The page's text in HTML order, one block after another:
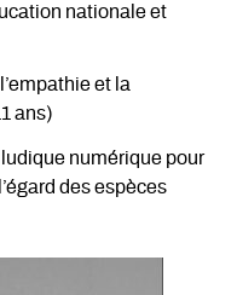
nationale et
et la
ans)
numérique pour
des espèces